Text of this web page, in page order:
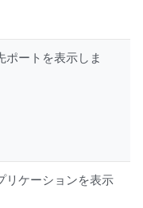
ポートを表示しま
リケーションを表示